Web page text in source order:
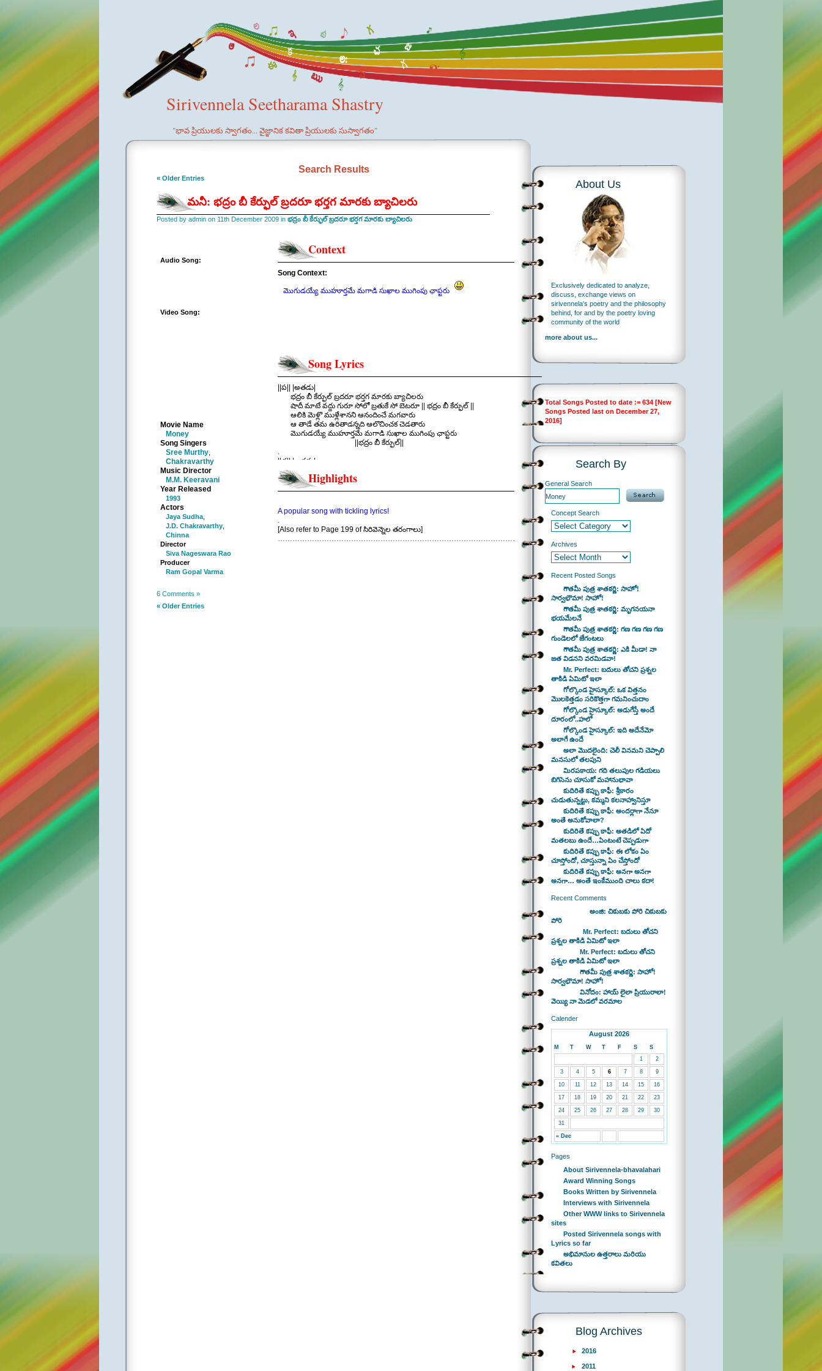
Sirivennela Seetharama Shastry
"భావ ప్రియులకు స్వాగతం... వైజ్ఞానిక కవితా ప్రియులకు సుస్వాగతం"
Search Results
« Older Entries
మనీ: భద్రం బీ కేర్ఫుల్ బ్రదరూ భర్తగ మారకు బ్యాచిలరు
Posted by admin on 11th December 2009 in భద్రం బీ కేర్ఫుల్ బ్రదరూ భర్తగ మారకు బ్యాచిలరు
Audio Song:
Video Song:
Movie Name
Money
Song Singers
Sree Murthy,
Chakravarthy
Music Director
M.M. Keeravani
Year Released
1993
Actors
Jaya Sudha
J.D. Chakravarthy
Chinna
Director
Siva Nageswara Rao
Producer
Ram Gopal Varma
Context
Song Context:
మొగుడయ్యే ముహూర్తమే మగాడి సుఖాల ముగింపు ఛాప్టరు
Song Lyrics
||ప|| |అతడు|
భద్రం బీ కేర్ఫుల్ బ్రదరూ భర్తగ మారకు బ్యాచిలరు
షాదీ మాటే వద్దు గురూ సోలో బ్రతుకే సో బెటరూ || భద్రం బీ కేర్ఫుల్ ||
ఆలికి మెళ్లొ ముళ్లేశానని ఆనందించే మగవారు
ఆ తాడే తమ ఉరితాడన్నది ఆలొచించక చెడతారు
మొగుడయ్యే ముహూర్తమే మగాడి సుఖాల ముగింపు ఛాప్టరు
||భద్రం బీ కేర్ఫుల్||
.
||చ|| |అతడు|
వంటకని వైఫెందుకురా హోటళ్ళే చాలు
ఒంటికని ఒకటా రెండా అంగడి అందాలు
కోతికి ఉందా కోడికి ఉందా ఈ పెళ్లాచారం
ఎందుకు మనకీ గ్రహచారం
||భద్రం బీ కేర్ఫుల్||
.
||చ|| |అతడు|
చచ్చి చెడి డే అండ్ నైటు చాకిరి చేస్తావు
Highlights
A popular song with tickling lyrics!
.
[Also refer to Page 199 of సిరివెన్నెల తరంగాలు]
………………………………………………………………………………………………
6 Comments »
« Older Entries
About Us
Exclusively dedicated to analyze,
discuss, exchange views on
sirivennela's poetry and the philosophy
behind, for and by the poetry loving
community of the world
more about us...
Total Songs Posted to date := 634 [New
Songs Posted last on December 27,
2016]
Search By
General Search
Concept Search
Archives
Recent Posted Songs
గౌతమీ పుత్ర శాతకర్ణి: సాహో!
సార్వభౌమా! సాహో!
గౌతమీ పుత్ర శాతకర్ణి: మృగనయనా
భయమేలనే
గౌతమీ పుత్ర శాతకర్ణి: గణ గణ గణ గణ
గుండెలలో జేగంటలు
గౌతమీ పుత్ర శాతకర్ణి: ఎకి మీడా! నా
జత విడనని వరమిడవా!
Mr. Perfect: బదులు తోచని ప్రశ్నల
తాకిడి ఏమిటో ఇలా
గోల్కొండ హైస్కూల్: ఒక విత్తనం
మొలకెత్తడం సరికొత్తగా గమనించుదాం
గోల్కొండ హైస్కూల్: అడుగేస్తే అందే
దూరంలో..హలో
గోల్కొండ హైస్కూల్: ఇది అదేనేమో
అలాగే ఉందే
అలా మొదలైంది: చెలీ వినమని చెప్పాలి
మనసులో తలపుని
మిరపకాయ: గది తలుపుల గడియలు
బిగిసెను చూసుకో మహానుభావా
కుదిరితే కప్పు కాఫీ: శ్రీకారం
చుడుతున్నట్టు, కమ్మని కలనాహ్వానిస్తూ
కుదిరితే కప్పు కాఫీ: అందర్లాగా నేనూ
అంతే అనుకోవాలా?
కుదిరితే కప్పు కాఫీ: అతడిలో ఏదో
మతలబు ఉందే…ఏంటంటే చెప్పడుగా
కుదిరితే కప్పు కాఫీ: ఈ లోకం ఏం
చూస్తోందో, చూస్తున్నా ఏం చేస్తోందో
కుదిరితే కప్పు కాఫీ: అనగా అనగా
అనగా… అంతే ఇంకేముంది చాలు కదా!
Recent Comments
అంజి: చికుబకు పోరి చికుబకు
పోరి
Mr. Perfect: బదులు తోచని
ప్రశ్నల తాకిడి ఏమిటో ఇలా
Mr. Perfect: బదులు తోచని
ప్రశ్నల తాకిడి ఏమిటో ఇలా
గౌతమీ పుత్ర శాతకర్ణి: సాహో!
సార్వభౌమా! సాహో!
వినోదం: హాయ్ లైలా ప్రియురాలా!
వెయ్యి నా మెడలో వరమాల
Calender
August 2026
M T W T F S S
« Dec
1 2
3 4 5 6 7 8 9
10 11 12 13 14 15 16
17 18 19 20 21 22 23
24 25 26 27 28 29 30
31
Pages
About Sirivennela-bhavalahari
Award Winning Songs
Books Written by Sirivennela
Interviews with Sirivennela
Other WWW links to Sirivennela
sites
Posted Sirivennela songs with
Lyrics so far
అభిమానుల ఉత్తరాలు మరియు
కవితలు
Blog Archives
2016
2011